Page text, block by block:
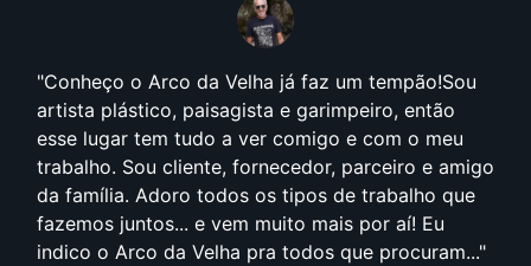
Conheço o Arco da Velha já faz um tempão!Sou
artista plástico, paisagista e garimpeiro, então
esse lugar tem tudo a ver comigo e com o meu
trabalho. Sou cliente, fornecedor, parceiro e amigo
da família. Adoro todos os tipos de trabalho que
fazemos juntos... e vem muito mais por aí! Eu
indico o Arco da Velha pra todos que procuram...